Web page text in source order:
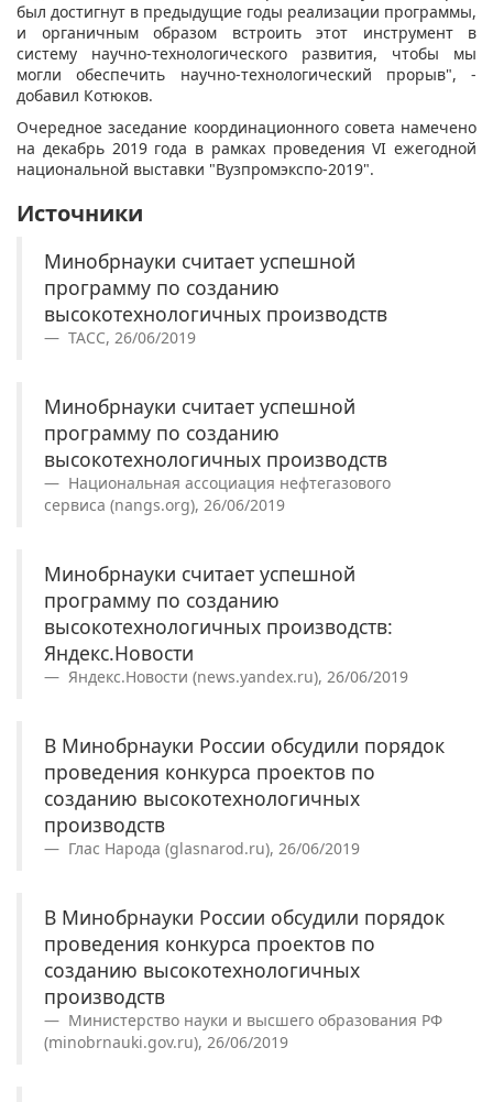
был достигнут в предыдущие годы реализации программы,
и органичным образом встроить этот инструмент в
систему научно-технологического развития, чтобы мы
могли обеспечить научно-технологический прорыв", -
добавил Котюков.
Очередное заседание координационного совета намечено
на декабрь 2019 года в рамках проведения VI ежегодной
национальной выставки "Вузпромэкспо-2019".
Источники
Минобрнауки считает успешной
программу по созданию
высокотехнологичных производств
ТАСС, 26/06/2019
Минобрнауки считает успешной
программу по созданию
высокотехнологичных производств
Национальная ассоциация нефтегазового
сервиса (nangs.org), 26/06/2019
Минобрнауки считает успешной
программу по созданию
высокотехнологичных производств:
Яндекс.Новости
Яндекс.Новости (news.yandex.ru), 26/06/2019
В Минобрнауки России обсудили порядок
проведения конкурса проектов по
созданию высокотехнологичных
производств
Глас Народа (glasnarod.ru), 26/06/2019
В Минобрнауки России обсудили порядок
проведения конкурса проектов по
созданию высокотехнологичных
производств
Министерство науки и высшего образования РФ
(minobrnauki.gov.ru), 26/06/2019